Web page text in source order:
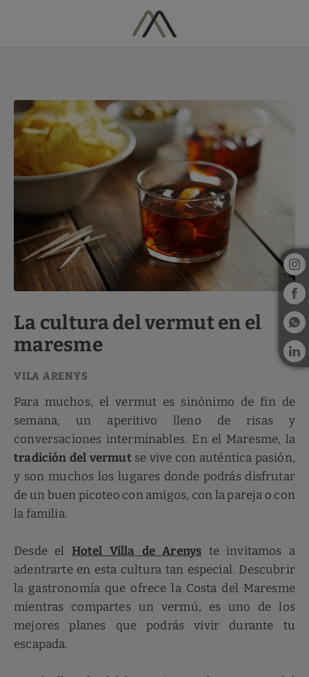
La cultura del vermut en el
maresme
Para muchos, el vermut es sinónimo de fin de
semana, un aperitivo lleno de risas y
conversaciones interminables. En el Maresme, la
tradición del vermutse vive con auténtica pasión,
y son muchos los lugares donde podrás disfrutar
de un buen picoteo con amigos, con la pareja o con
la familia.
Desde el Hotel Villa de Arenys te invitamos a
adentrarte en esta cultura tan especial. Descubrir
la gastronomía que ofrece la Costa del Maresme
mientras compartes un vermú, es uno de los
mejores planes que podrás vivir durante tu
escapada.